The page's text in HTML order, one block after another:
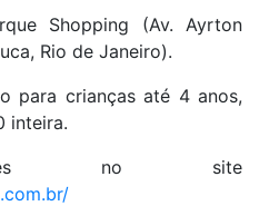
Shopping (Av. Ayrton
Rio de Janeiro).
para crianças até 4 anos,
inteira.
no site